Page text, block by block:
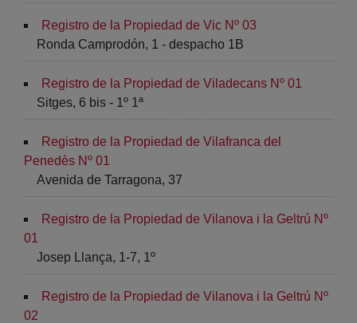
Registro de la Propiedad de Vic Nº 03
Ronda Camprodón, 1 - despacho 1B
Registro de la Propiedad de Viladecans Nº 01
Sitges, 6 bis - 1º 1ª
Registro de la Propiedad de Vilafranca del
Penedès Nº 01
Avenida de Tarragona, 37
Registro de la Propiedad de Vilanova i la Geltrú Nº
01
Josep Llança, 1-7, 1º
Registro de la Propiedad de Vilanova i la Geltrú Nº
02